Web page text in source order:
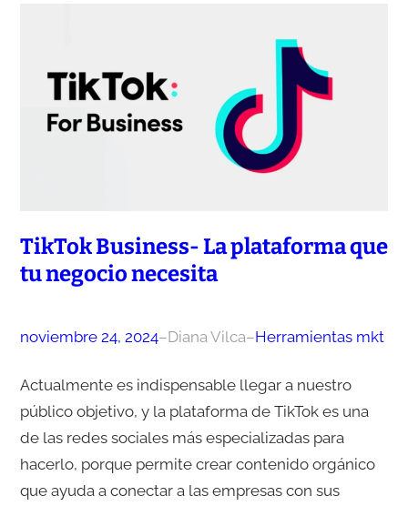
TikTok Business- La plataforma que
tu negocio necesita
noviembre 24, 2024–Diana Vilca–Herramientas mkt
Actualmente es indispensable llegar a nuestro
público objetivo, y la plataforma de TikTok es una
de las redes sociales más especializadas para
hacerlo, porque permite crear contenido orgánico
que ayuda a conectar a las empresas con sus